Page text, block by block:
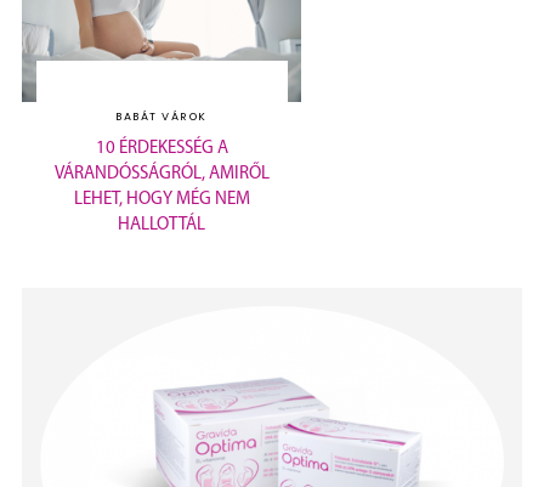
BABÁT VÁROK
10 ÉRDEKESSÉG A
VÁRANDÓSSÁGRÓL, AMIRŐL
LEHET, HOGY MÉG NEM
HALLOTTÁL